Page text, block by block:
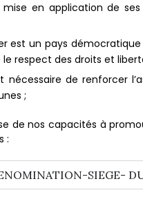
en application de
est un pays
respect des droits et
nécessaire de renforcer
;
de nos capacités à
:
SIEGE-